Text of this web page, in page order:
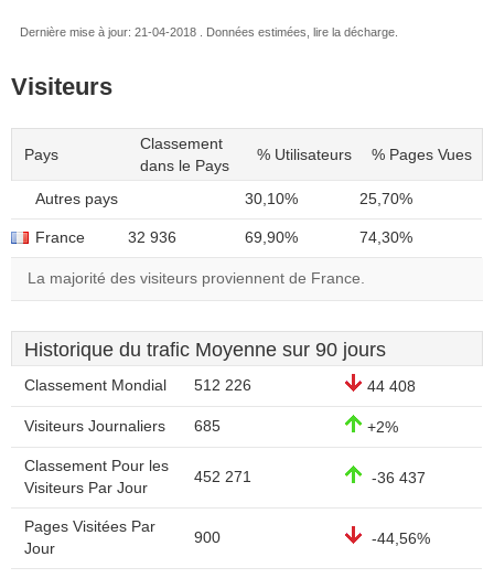
Dernière mise à jour: 21-04-2018 . Données estimées, lire la décharge.
Visiteurs
Pays
Classement
dans le Pays
% Utilisateurs % Pages Vues
Autres pays 30,10% 25,70%
France 32 936 69,90% 74,30%
La majorité des visiteurs proviennent de France.
Historique du trafic Moyenne sur 90 jours
Classement Mondial 512 226 44 408
Visiteurs Journaliers 685 +2%
Classement Pour les
Visiteurs Par Jour
452 271 -36 437
Pages Visitées Par
Jour
900 -44,56%